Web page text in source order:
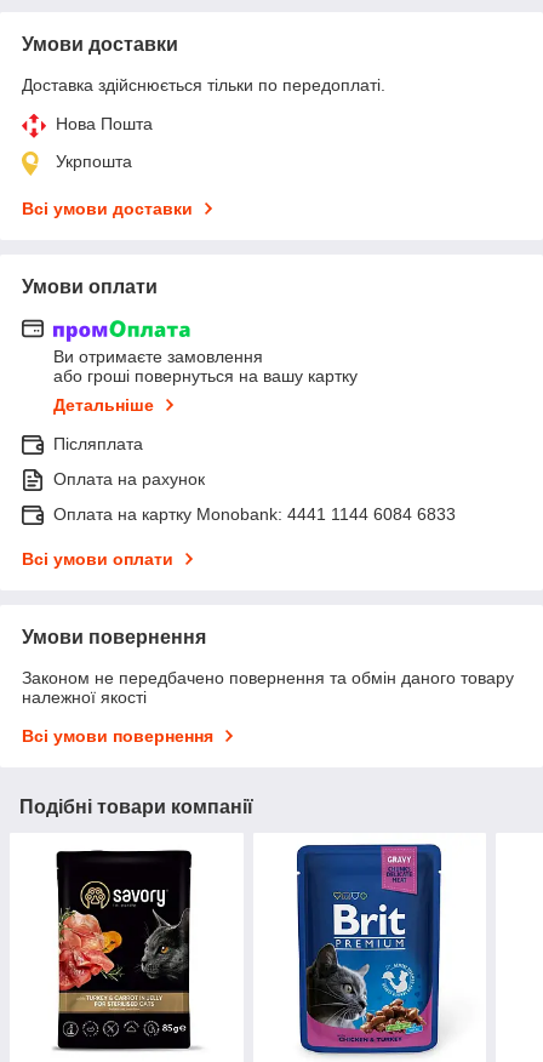
Умови доставки
Доставка здійснюється тільки по передоплаті.
Нова Пошта
Укрпошта
Всі умови доставки
Умови оплати
Ви отримаєте замовлення
або гроші повернуться на вашу картку
Детальніше
Післяплата
Оплата на рахунок
Оплата на картку Monobank: 4441 1144 6084 6833
Всі умови оплати
Умови повернення
Законом не передбачено повернення та обмін даного товару
належної якості
Всі умови повернення
Подібні товари компанії